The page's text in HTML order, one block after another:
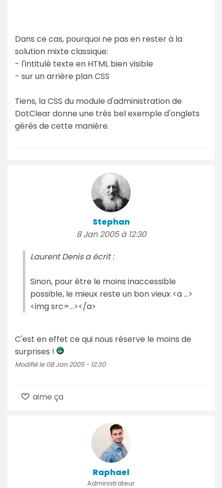
Dans ce cas, pourquoi ne pas en rester à la
solution mixte classique:
- l'intitulé texte en HTML bien visible
- sur un arrière plan CSS
Tiens, la CSS du module d'administration de
DotClear donne une très bel exemple d'onglets
gérés de cette manière.
Stephan
8 Jan 2005 à 12:30
Laurent Denis a écrit :
Sinon, pour être le moins inaccessible
possible, le mieux reste un bon vieux <a ...>
<img src=...></a>
C'est en effet ce qui nous réserve le moins de
surprises !
Modifié le 08 Jan 2005 - 12:30
aime ça
Raphael
Administrateur